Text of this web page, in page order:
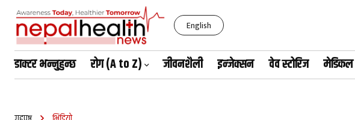
English
बिहीबार, साउन २१, २०८३
डाक्टर भन्नुहुन्छ रोग (A to Z) जीवनशैली इन्जेक्सन वेव स्टोरिज मेडिकल